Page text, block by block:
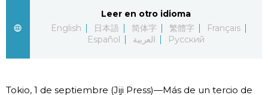
Русский
Vida
Leer en otro idioma
English
日本語 简体字 繁體字
Français
Español
العربية Русский
Tokio, 1 de septiembre (Jiji Press)—Más de un tercio de